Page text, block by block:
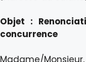
Objet :
concurrence